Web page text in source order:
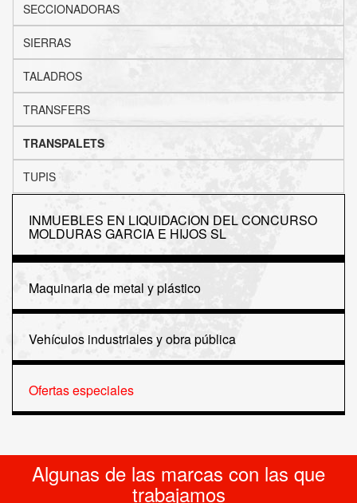
SECCIONADORAS
SIERRAS
TALADROS
TRANSFERS
TRANSPALETS
TUPIS
INMUEBLES EN LIQUIDACION DEL CONCURSO
MOLDURAS GARCIA E HIJOS SL
Maquinaria de metal y plástico
Vehículos industriales y obra pública
Ofertas especiales
Algunas de las marcas con las que
trabajamos